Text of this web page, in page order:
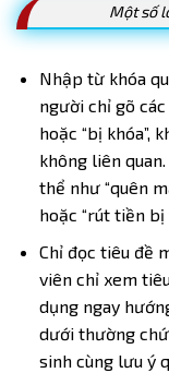
Một số
Nhập từ khóa
người chỉ gõ các
hoặc “bị khóa”,
không liên
thể như “quên
hoặc “rút tiền bị
Chỉ đọc tiêu đề
viên chỉ xem
dụng ngay
dưới thường
sinh cùng lưu ý